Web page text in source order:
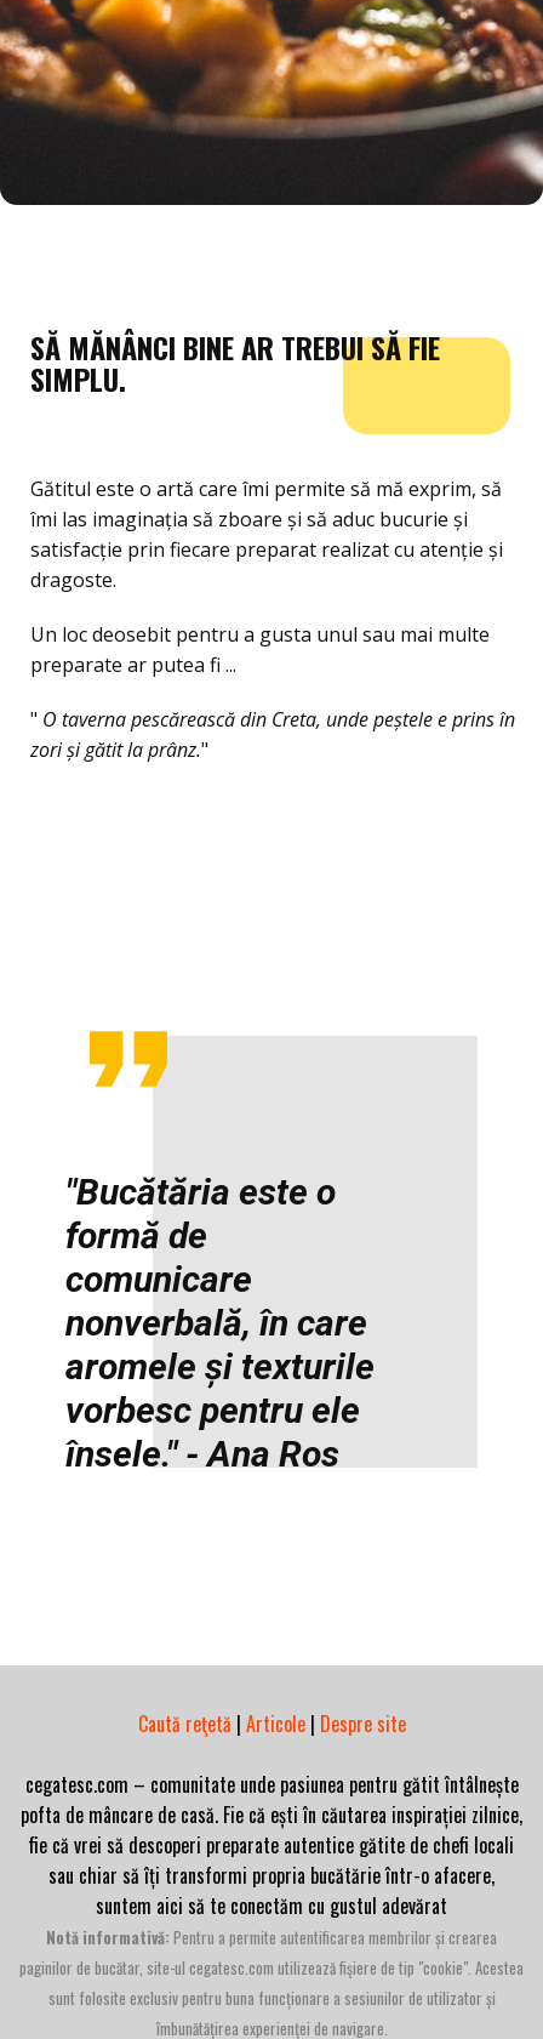
SĂ MĂNÂNCI BINE AR TREBUI SĂ FIE
SIMPLU.
Gătitul este o artă care îmi permite să mă exprim, să
îmi las imaginația să zboare și să aduc bucurie și
satisfacție prin fiecare preparat realizat cu atenție și
dragoste.
Un loc deosebit pentru a gusta unul sau mai multe
preparate ar putea fi ...
" O taverna pescărească din Creta, unde peștele e prins în
zori și gătit la prânz."
"Bucătăria este o
formă de
comunicare
nonverbală, în care
aromele și texturile
vorbesc pentru ele
însele." - Ana Ros
Caută reţetă | Articole| Despre site
cegatesc.com – comunitate unde pasiunea pentru gătit întâlnește
pofta de mâncare de casă. Fie că ești în căutarea inspirației zilnice,
fie că vrei să descoperi preparate autentice gătite de chefi locali
sau chiar să îți transformi propria bucătărie într-o afacere,
suntem aici să te conectăm cu gustul adevărat
Notă informativă: Pentru a permite autentificarea membrilor și crearea
paginilor de bucătar, site-ul cegatesc.com utilizează fişiere de tip "cookie". Acestea
sunt folosite exclusiv pentru buna funcționare a sesiunilor de utilizator și
îmbunătățirea experienței de navigare.